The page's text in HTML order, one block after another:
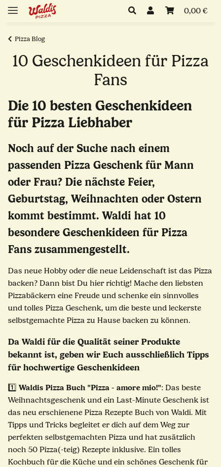
0,00 €
Pizza Blog
10 Geschenkideen für Pizza
Fans
Die 10 besten Geschenkideen
für Pizza Liebhaber
Noch auf der Suche nach einem
passenden Pizza Geschenk für Mann
oder Frau? Die nächste Feier,
Geburtstag, Weihnachten oder Ostern
kommt bestimmt. Waldi hat 10
besondere Geschenkideen für Pizza
Fans zusammengestellt.
Das neue Hobby oder die neue Leidenschaft ist das Pizza
backen? Dann bist Du hier richtig! Mache den liebsten
Pizzabäckern eine Freude und schenke ein sinnvolles
und tolles Pizza Geschenk, um die beste und leckerste
selbstgemachte Pizza zu Hause backen zu können.
Da Waldi für die Qualität seiner Produkte
bekannt ist, geben wir Euch ausschließlich Tipps
für hochwertige Geschenkideen
1️⃣ Waldis Pizza Buch "Pizza - amore mio!": Das beste
Weihnachtsgeschenk und ein Last-Minute Geschenk ist
das neu erschienene Pizza Rezepte Buch von Waldi. Mit
Tipps und Tricks begleitet er dich auf dem Weg zur
perfekten selbstgemachten Pizza und hat zusätzlich
noch 50 Pizza(-teig) Rezepte inklusive. Ein tolles
Kochbuch für die Küche und ein schönes Geschenk für